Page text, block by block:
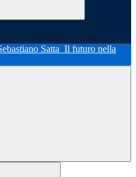
Satta Il futuro nella